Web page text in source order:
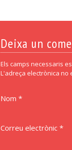
Deixa un
Els camps necessaris
L'adreça electrònica no
Nom *
Correu electrònic *